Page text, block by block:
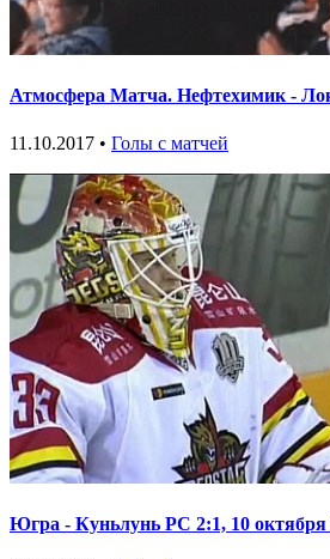
Атмосфера Матча. Нефтехимик -
11.10.2017 • Голы с матчей
Югра - Куньлунь РС 2:1, 10 октября